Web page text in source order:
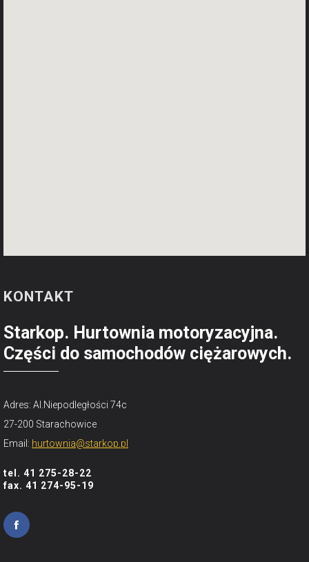
KONTAKT
Starkop. Hurtownia motoryzacyjna.
Części do samochodów ciężarowych.
Adres: Al.Niepodległości 74c
27-200 Starachowice
Email: hurtownia@starkop.pl
tel. 41 275-28-22
fax. 41 274-95-19